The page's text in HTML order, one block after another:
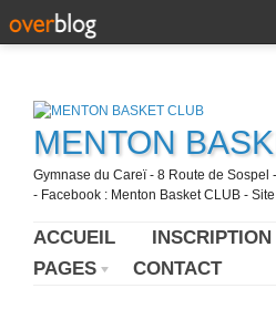
MENTON
Gymnase du Careï - 8 Route de Sospel
- Facebook : Menton Basket CLUB -
ACCUEIL INSCRIPTION
PAGES
CONTACT